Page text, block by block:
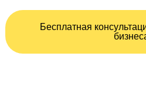
Бесплатная